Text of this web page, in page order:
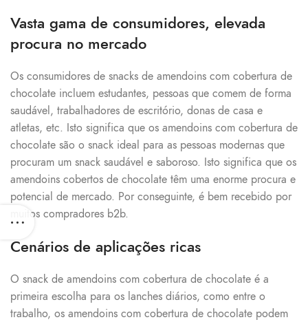
Vasta gama de consumidores, elevada
procura no mercado
Os consumidores de snacks de amendoins com cobertura de
chocolate incluem estudantes, pessoas que comem de forma
saudável, trabalhadores de escritório, donas de casa e
atletas, etc. Isto significa que os amendoins com cobertura de
chocolate são o snack ideal para as pessoas modernas que
procuram um snack saudável e saboroso. Isto significa que os
amendoins cobertos de chocolate têm uma enorme procura e
potencial de mercado. Por conseguinte, é bem recebido por
muitos compradores b2b.
Cenários de aplicações ricas
O snack de amendoins com cobertura de chocolate é a
primeira escolha para os lanches diários, como entre o
trabalho, os amendoins com cobertura de chocolate podem